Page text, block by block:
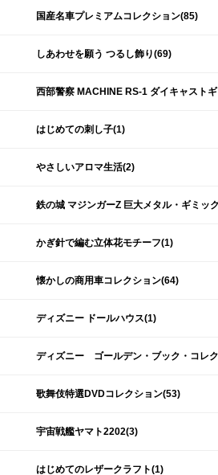
国産名車プレミアムコレクション(85)
しあわせを願う つるし飾り(69)
西部警察 MACHINE RS-1 ダイキャスト
はじめての刺し子(1)
やさしいアロマ生活(2)
鉄の城 マジンガーZ 巨大メタル・ギミッ
かぎ針で編む立体花モチーフ(1)
懐かしの商用車コレクション(64)
ディズニー ドールハウス(1)
ディズニー ゴールデン・ブック・コレ
歌舞伎特選DVDコレクション(53)
宇宙戦艦ヤマト2202(3)
はじめてのレザークラフト(1)